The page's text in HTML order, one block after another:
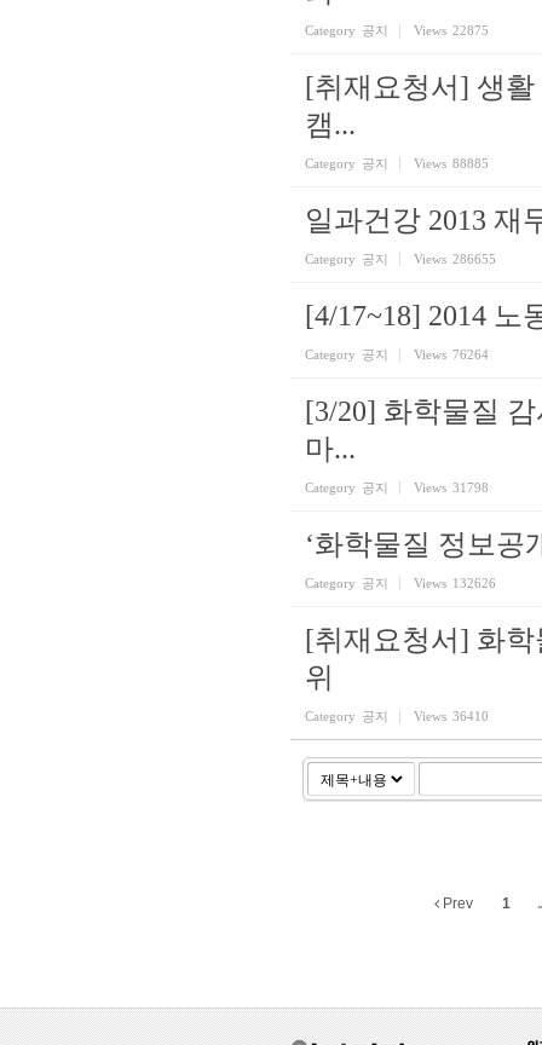
Category 공지 Views 22875
[취재요청서] 생
캠...
Category 공지 Views 88885
일과건강 2013 재
Category 공지 Views 286655
[4/17~18] 2014 노
Category 공지 Views 76264
[3/20] 화학물질
마...
Category 공지 Views 31798
‘화학물질 정보공
Category 공지 Views 132626
[취재요청서] 화
위
Category 공지 Views 36410
Prev 1